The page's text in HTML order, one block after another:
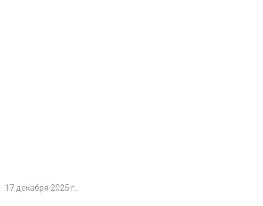
17 декабря 2025 г.